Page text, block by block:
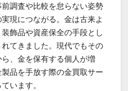
調査や比較を怠らない姿勢
現につながる。金は古来よ
飾品や資産保全の手段とし
てきました。現代でもその
、金を保有する個人が増
品を手放す際の金買取サー
います。